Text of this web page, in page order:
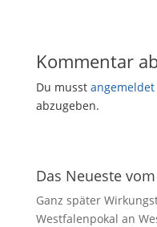
Kommentar
Du musst angemeldet
abzugeben.
Das Neueste vom
Ganz später
Westfalenpokal an